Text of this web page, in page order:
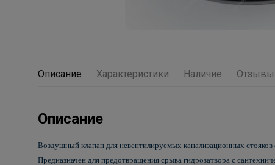
Описание Характеристики Наличие Отзывы
Описание
Воздушный клапан для невентилируемых канализационных
Предназначен для предотвращения срыва гидрозатвора с